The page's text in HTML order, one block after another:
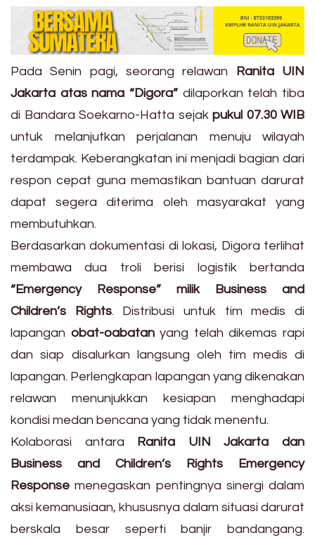
Pada Senin pagi, seorang relawan
Ranita UIN
Jakarta atas nama “Digora” dilaporkan telah tiba
di Bandara Soekarno-Hatta sejak pukul 07.30 WIB
untuk melanjutkan perjalanan menuju wilayah
terdampak. Keberangkatan ini menjadi bagian dari
respon cepat guna memastikan bantuan darurat
dapat segera diterima oleh masyarakat yang
membutuhkan.
Berdasarkan dokumentasi di lokasi, Digora terlihat
membawa dua troli berisi logistik bertanda
“Emergency Response” milik Business and
Children’s Rights. Distribusi untuk tim medis di
lapangan obat-oabatanyang telah dikemas rapi
dan siap disalurkan langsung oleh tim medis di
lapangan. Perlengkapan lapangan yang dikenakan
relawan menunjukkan kesiapan menghadapi
kondisi medan bencana yang tidak menentu.
Kolaborasi antara
Ranita UIN Jakarta dan
Business and Children’s Rights Emergency
Response menegaskan pentingnya sinergi dalam
aksi kemanusiaan, khususnya dalam situasi darurat
berskala besar seperti banjir bandangang.